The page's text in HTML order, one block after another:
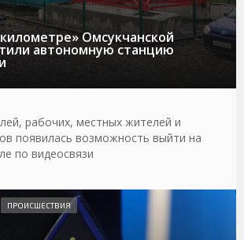
Омсукчанской
автономную станцию
рабочих, местных жителей и
появилась возможность выйти на
по видеосвязи
ПРОИСШЕСТВИЯ